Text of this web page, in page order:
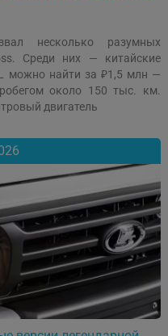
несколько разумных
Среди них — китайские
можно найти за ₽1,5 млн —
около 150 тыс. км.
двигатель